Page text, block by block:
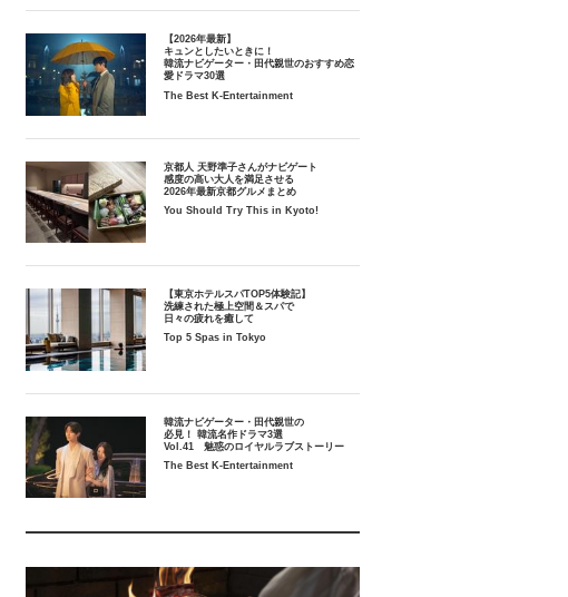
【2026年最新】
キュンとしたいときに！
韓流ナビゲーター・田代親世のおすすめ恋
愛ドラマ30選
The Best K-Entertainment
京都人 天野準子さんがナビゲート
感度の高い大人を満足させる
2026年最新京都グルメまとめ
You Should Try This in Kyoto!
【東京ホテルスパTOP5体験記】
洗練された極上空間＆スパで
日々の疲れを癒して
Top 5 Spas in Tokyo
韓流ナビゲーター・田代親世の
必見！ 韓流名作ドラマ3選
Vol.41 魅惑のロイヤルラブストーリー
The Best K-Entertainment